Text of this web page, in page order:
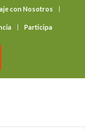
con Nosotros
Participa